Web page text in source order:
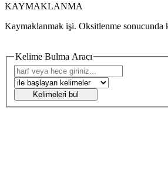
KAYMAKLANMA
Kaymaklanmak işi. Oksitlenme sonucunda
Kelime Bulma Aracı